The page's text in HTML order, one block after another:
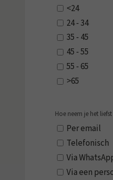
<24
24 - 34
35 - 45
45 - 55
55 - 65
>65
Hoe neem je het
Per email
Telefonisch
Via
Via een